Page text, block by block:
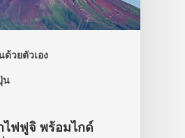
ด้วยตัวเอง
น
ไฟฟูจิ พร้อมไกด์